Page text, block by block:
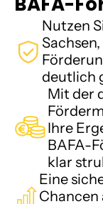
Nutzen
deutlich
Mit der
Ihre
BAFA-
klar
Eine